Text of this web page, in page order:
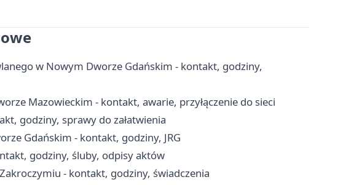
w Nowym Dworze Gdańskim - kontakt, godziny,
Mazowieckim - kontakt, awarie, przyłączenie do sieci
godziny, sprawy do załatwienia
Gdańskim - kontakt, godziny, JRG
godziny, śluby, odpisy aktów
- kontakt, godziny, świadczenia